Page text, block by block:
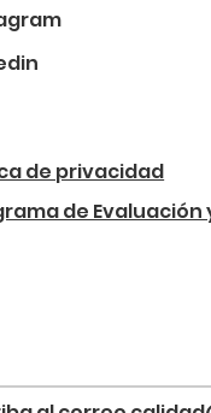
de privacidad
de